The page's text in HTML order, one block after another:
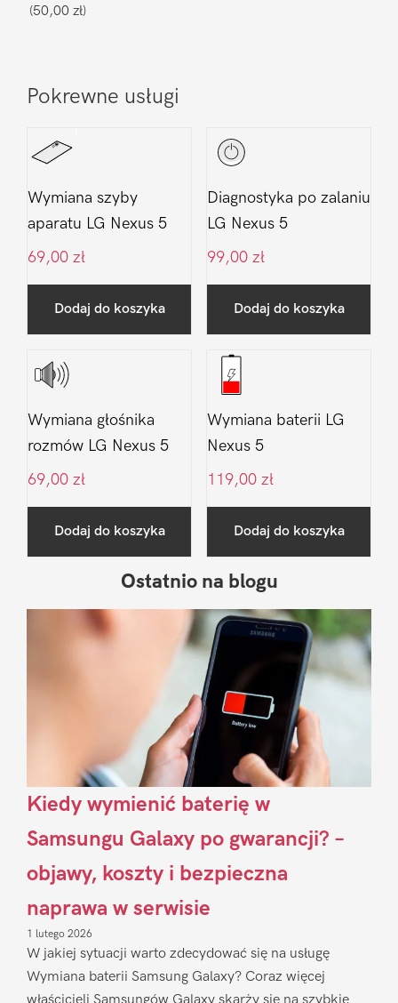
(50,00 zł)
Pokrewne usługi
Wymiana szyby
aparatu LG Nexus 5
69,00 zł
Dodaj do koszyka
Diagnostyka po zalaniu
LG Nexus 5
99,00 zł
Dodaj do koszyka
Wymiana głośnika
rozmów LG Nexus 5
69,00 zł
Dodaj do koszyka
Wymiana baterii LG
Nexus 5
119,00 zł
Dodaj do koszyka
Sidebar
Ostatnio na blogu
Kiedy wymienić baterię w
Samsungu Galaxy po gwarancji? –
objawy, koszty i bezpieczna
naprawa w serwisie
1 lutego 2026
W jakiej sytuacji warto zdecydować się na usługę
Wymiana baterii Samsung Galaxy? Coraz więcej